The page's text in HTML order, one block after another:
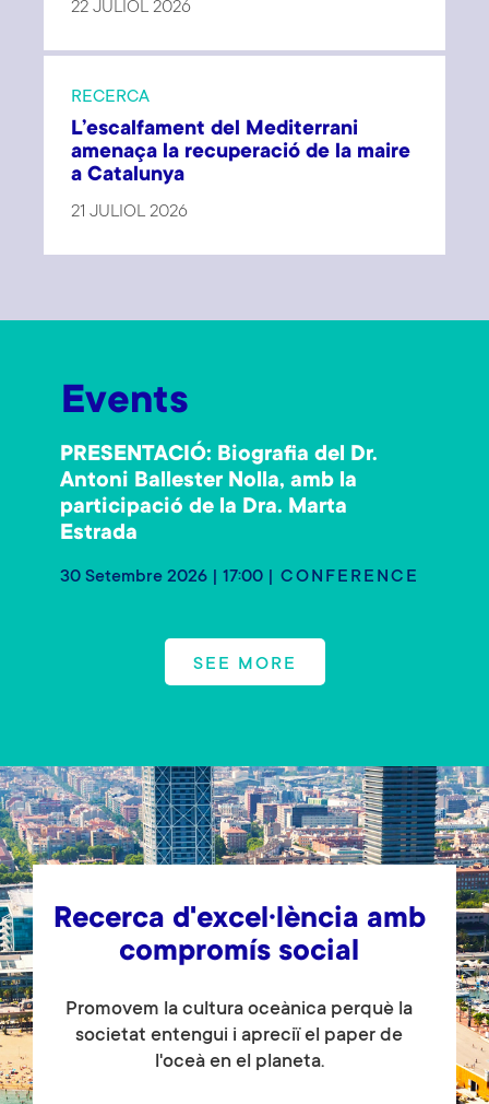
22 JULIOL 2026
RECERCA
L’escalfament del Mediterrani
amenaça la recuperació de la maire
a Catalunya
21 JULIOL 2026
Events
SEE MORE
PRESENTACIÓ: Biografia del Dr.
Antoni Ballester Nolla, amb la
participació de la Dra. Marta
Estrada
30 Setembre 2026 | 17:00 CONFERENCE
Recerca d'excel·lència amb
compromís social
Promovem la cultura oceànica perquè la
societat entengui i apreciï el paper de
l'oceà en el planeta.